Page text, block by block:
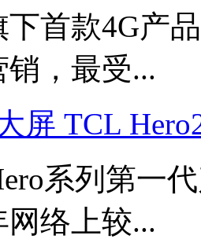
下首款4G产
销，最受...
屏 TCL
系列第一
网络上较...